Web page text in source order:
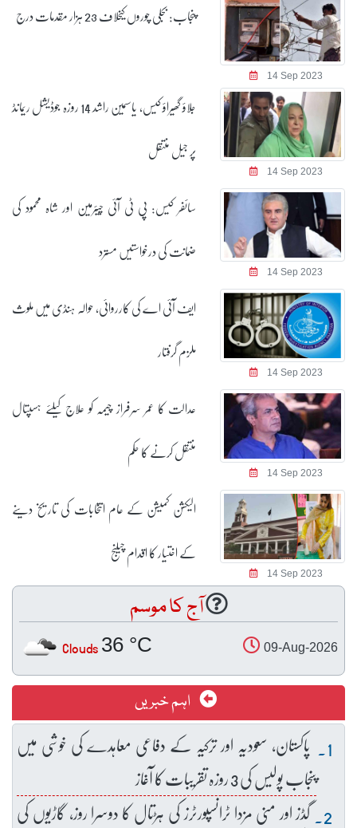
14 Sep 2023
پنجاب: بجلی چوروں کیخلاف 23 ہزار مقدمات درج
14 Sep 2023
جلاؤ گھیراؤ کیس، یاسمین راشد 14 روزہ جوڈیشل ریمانڈ
پر جیل منتقل
14 Sep 2023
سائفر کیس: پی ٹی آئی چیئرمین اور شاہ محمود کی
ضمانت کی درخواستیں مسترد
14 Sep 2023
ایف آئی اے کی کارروائی، حوالہ ہنڈی میں ملوث
ملزم گرفتار
14 Sep 2023
عدالت کا عمر سرفراز چیمہ کو علاج کیلئے ہسپتال
منتقل کرنے کا حکم
14 Sep 2023
الیکشن کمیشن کے عام انتخابات کی تاریخ دینے
کے اختیار کا اقدام چیلنج
آج کا موسم
09-Aug-2026
36 °C
Clouds
اہم خبریں
پاکستان، سعودیہ اور ترکیہ کے دفاعی معاہدے کی خوشی میں
پنجاب پولیس کی 3 روزہ تقریبات کا آغاز
گڈز اور منی مزدا ٹرانسپورٹرز کی ہڑتال کا دوسرا روز، گاڑیوں کی